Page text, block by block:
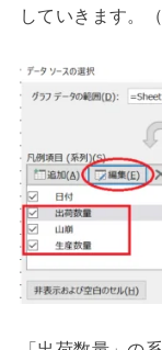
していきます。